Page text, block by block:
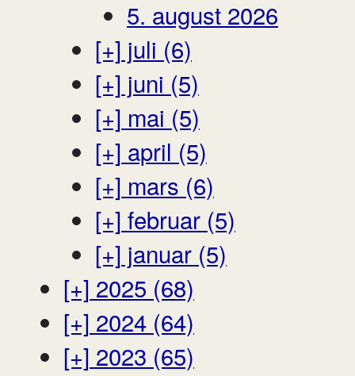
5. august 2026
[+] juli (6)
[+] juni (5)
[+] mai (5)
[+] april (5)
[+] mars (6)
[+] februar (5)
[+] januar (5)
[+] 2025 (68)
[+] 2024 (64)
[+] 2023 (65)